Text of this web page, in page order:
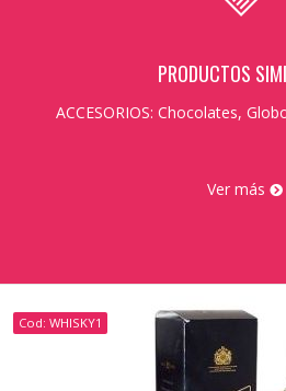
PRODUCTOS
ACCESORIOS: Chocolates,
Ver más
Cod: WHISKY1